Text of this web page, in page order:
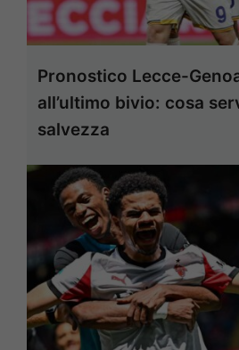
Pronostico Lecce-
all’ultimo bivio: cosa
salvezza